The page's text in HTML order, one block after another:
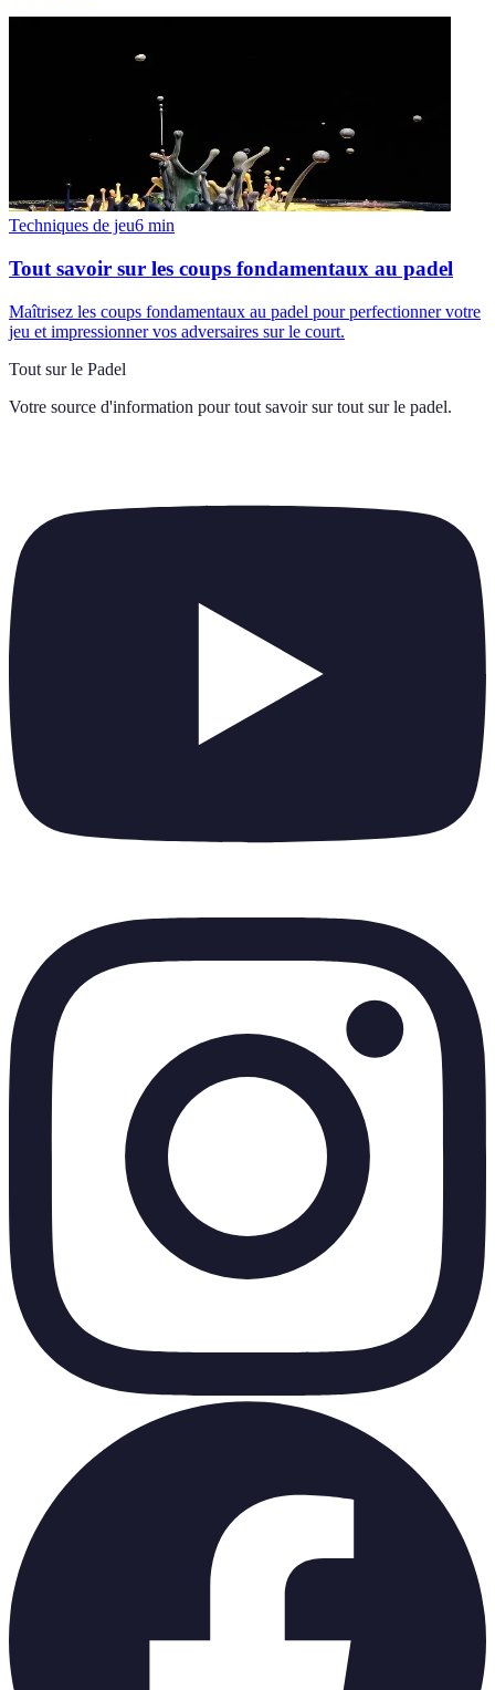
Techniques de jeu6 min
Tout savoir sur les coups fondamentaux au padel
Maîtrisez les coups fondamentaux au padel pour perfectionner votre
jeu et impressionner vos adversaires sur le court.
Tout sur le Padel
Votre source d'information pour tout savoir sur tout sur le padel.